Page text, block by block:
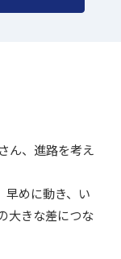
ん、進路を考え
早めに動き、い
大きな差につな